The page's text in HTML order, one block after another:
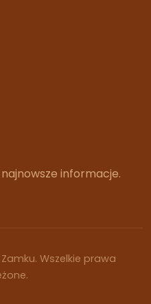
informacje.
Wszelkie prawa